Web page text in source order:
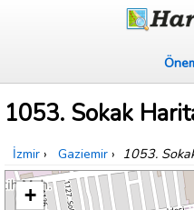
1053. Sokak
İzmir › Gaziemir › 1053.
+